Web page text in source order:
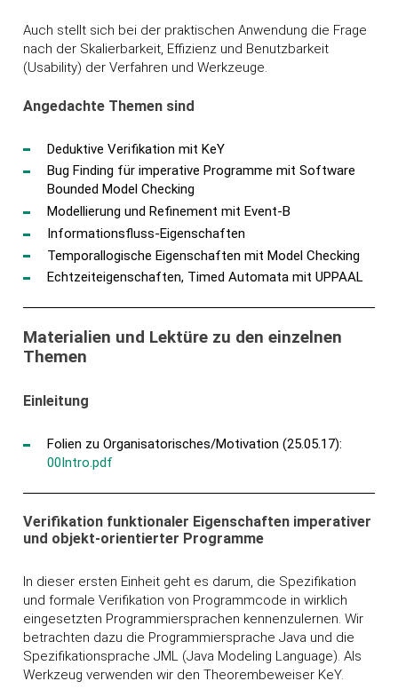
Auch stellt sich bei der praktischen Anwendung die Frage
nach der Skalierbarkeit, Effizienz und Benutzbarkeit
(Usability) der Verfahren und Werkzeuge.
Angedachte Themen sind
Deduktive Verifikation mit KeY
Bug Finding für imperative Programme mit Software
Bounded Model Checking
Modellierung und Refinement mit Event-B
Informationsfluss-Eigenschaften
Temporallogische Eigenschaften mit Model Checking
Echtzeiteigenschaften, Timed Automata mit UPPAAL
Materialien und Lektüre zu den einzelnen
Themen
Einleitung
Folien zu Organisatorisches/Motivation (25.05.17):
00Intro.pdf
Verifikation funktionaler Eigenschaften imperativer
und objekt-orientierter Programme
In dieser ersten Einheit geht es darum, die Spezifikation
und formale Verifikation von Programmcode in wirklich
eingesetzten Programmiersprachen kennenzulernen. Wir
betrachten dazu die Programmiersprache Java und die
Spezifikationsprache JML (Java Modeling Language). Als
Werkzeug verwenden wir den Theorembeweiser KeY.